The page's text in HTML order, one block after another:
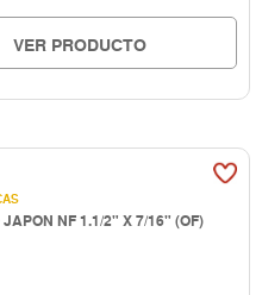
VER PRODUCTO
NF 1.1/2" X 7/16" (OF)